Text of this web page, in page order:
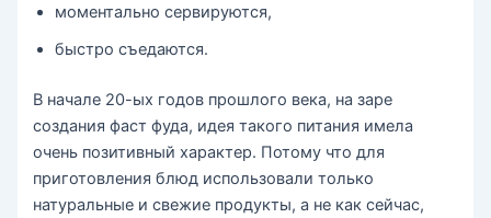
моментально сервируются,
быстро съедаются.
В начале 20-ых годов прошлого века, на заре
создания фаст фуда, идея такого питания имела
очень позитивный характер. Потому что для
приготовления блюд использовали только
натуральные и свежие продукты, а не как сейчас,